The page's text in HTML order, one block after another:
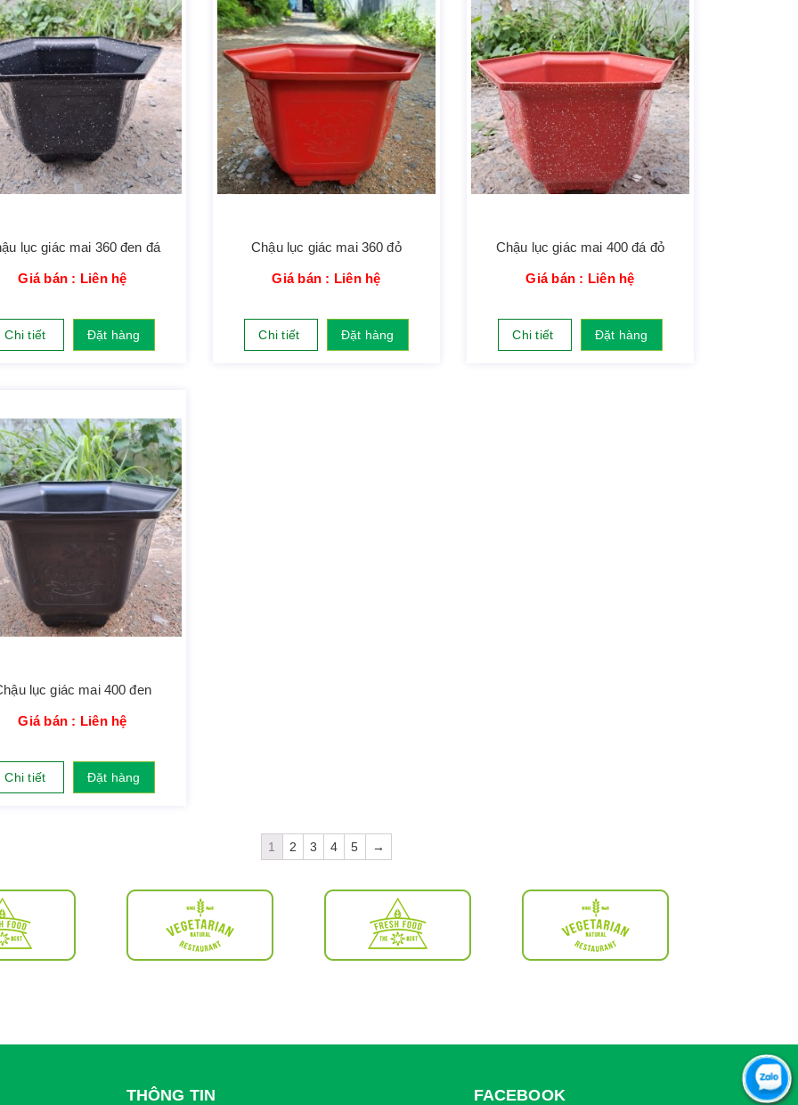
lục giác mai 360 đen đá
Giá bán : Liên hệ
Chi tiết Đặt hàng
Chậu lục giác mai 360 đỏ
Giá bán : Liên hệ
Chi tiết Đặt hàng
Chậu lục giác mai 400 đá đỏ
Giá bán : Liên hệ
Chi tiết Đặt hàng
lục giác mai 400 đen
Giá bán : Liên hệ
Chi tiết Đặt hàng
1 2 3 4 5 →
THÔNG TIN FACEBOOK